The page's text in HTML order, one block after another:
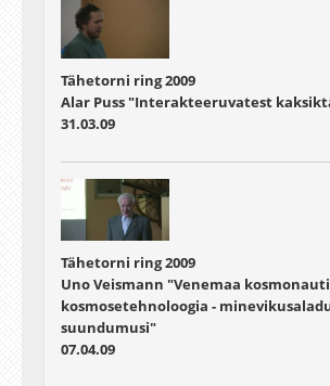
Tähetorni ring 2009
Alar Puss "Interakteeruvatest
31.03.09
Tähetorni ring 2009
Uno Veismann "Venemaa
kosmosetehnoloogia -
suundumusi"
07.04.09